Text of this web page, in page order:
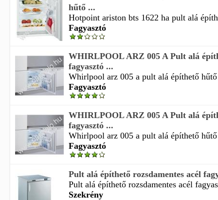
hűtő ...
Hotpoint ariston bts 1622 ha pult alá
Fagyasztó
WHIRLPOOL ARZ 005 A Pult alá
fagyasztó ...
Whirlpool arz 005 a pult alá építhető
Fagyasztó
WHIRLPOOL ARZ 005 A Pult alá
fagyasztó ...
Whirlpool arz 005 a pult alá építhető
Fagyasztó
Pult alá építhető rozsdamentes acél
Pult alá építhető rozsdamentes acél
Szekrény